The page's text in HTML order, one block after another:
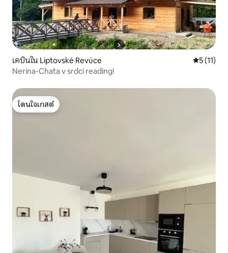
เคบินใน Liptovské Revúce คะแนนเฉ
5 (11)
Nerina-Chata v srdci reading!
โดนใจเกสต์
โดนใจเกสต์